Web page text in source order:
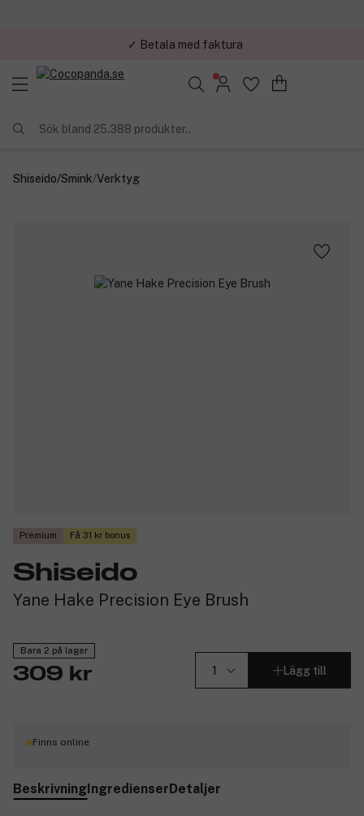
✓ Betala med faktura
Sök bland 25.388 produkter..
Shiseido/Smink/Verktyg
Premium Få 31 kr bonus
Shiseido
Yane Hake Precision Eye Brush
Bara 2 på lager
309 kr Lägg till
Finns online
BeskrivningIngredienserDetaljer